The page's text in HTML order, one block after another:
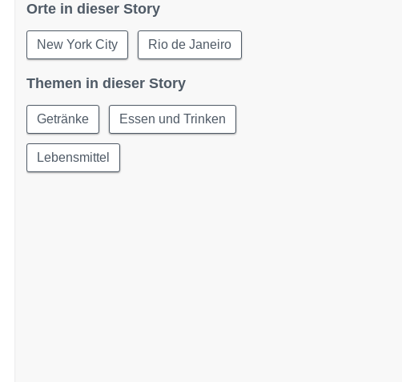
Orte in dieser Story
New York City Rio de Janeiro
Themen in dieser Story
Getränke Essen und Trinken
Lebensmittel